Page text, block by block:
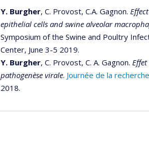
Y. Burgher, C. Provost, C.A. Gagnon.
epithelial cells and swine alveolar
Symposium of the Swine and Poultry
Center, June 3-5 2019.
Y. Burgher, C. Provost, C. A. Gagnon.
pathogenèse virale. Journée de la recherche
2018.